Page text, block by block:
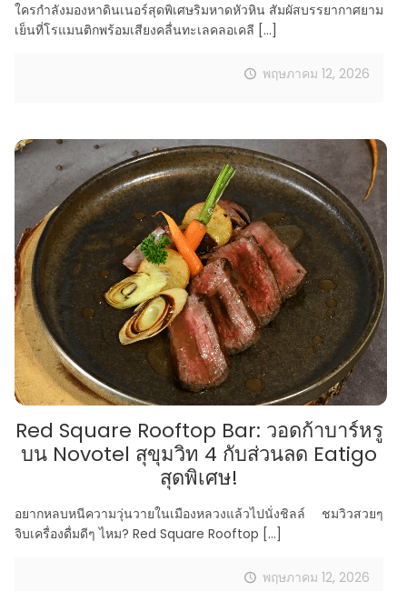
ใครกำลังมองหาดินเนอร์สุดพิเศษริมหาดหัวหิน สัมผัสบรรยากาศยาม
เย็นที่โรแมนติกพร้อมเสียงคลื่นทะเลคลอเคลี […]
พฤษภาคม 12, 2026
Red Square Rooftop Bar: วอดก้าบาร์หรู
บน Novotel สุขุมวิท 4 กับส่วนลด Eatigo
สุดพิเศษ!
อยากหลบหนีความวุ่นวายในเมืองหลวงแล้วไปนั่งชิลล์ ชมวิวสวยๆ
จิบเครื่องดื่มดีๆ ไหม? Red Square Rooftop […]
พฤษภาคม 12, 2026